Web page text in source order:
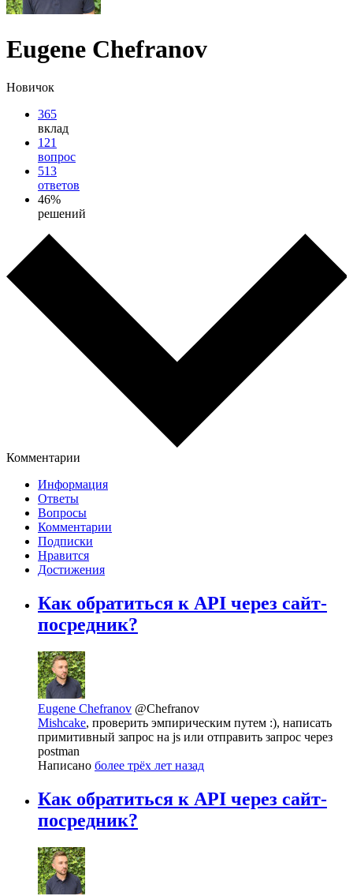
Eugene Chefranov
Новичок
365
вклад
121
вопрос
513
ответов
46%
решений
Комментарии
Информация
Ответы
Вопросы
Комментарии
Подписки
Нравится
Достижения
Как обратиться к API через сайт-
посредник?
Eugene Chefranov @Chefranov
Mishcake, проверить эмпирическим путем :), написать
примитивный запрос на js или отправить запрос через
postman
Написано более трёх лет назад
Как обратиться к API через сайт-
посредник?